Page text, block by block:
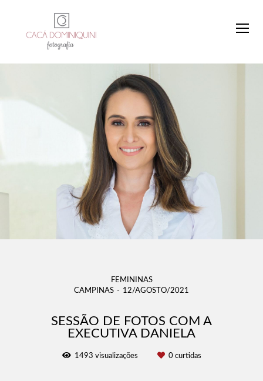
FEMININAS
CAMPINAS
12/AGOSTO/2021
SESSÃO DE FOTOS COM A
EXECUTIVA DANIELA
1493 visualizações 0curtidas